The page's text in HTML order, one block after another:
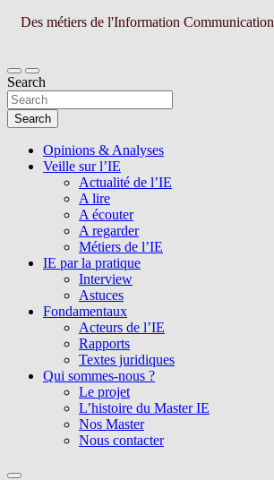
Des métiers de l'Information Communication
Search
Search
Opinions & Analyses
Veille sur l’IE
Actualité de l’IE
A lire
A écouter
A regarder
Métiers de l’IE
IE par la pratique
Interview
Astuces
Fondamentaux
Acteurs de l’IE
Rapports
Textes juridiques
Qui sommes-nous ?
Le projet
L’histoire du Master IE
Nos Master
Nous contacter